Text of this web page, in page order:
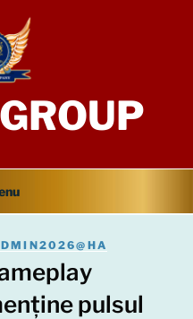
pulsul